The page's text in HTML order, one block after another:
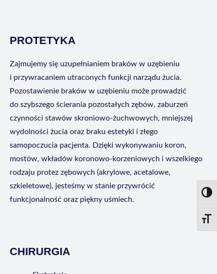
PROTETYKA
Zajmujemy się uzupełnianiem braków w uzębieniu
i przywracaniem utraconych funkcji narządu żucia.
Pozostawienie braków w uzębieniu może prowadzić
do szybszego ścierania pozostałych zębów, zaburzeń
czynności stawów skroniowo-żuchwowych, mniejszej
wydolności żucia oraz braku estetyki i złego
samopoczucia pacjenta. Dzięki wykonywaniu koron,
mostów, wkładów koronowo-korzeniowych i wszelkiego
rodzaju protez zębowych (akrylowe, acetalowe,
szkieletowe), jesteśmy w stanie przywrócić
funkcjonalność oraz piękny uśmiech.
CHIRURGIA